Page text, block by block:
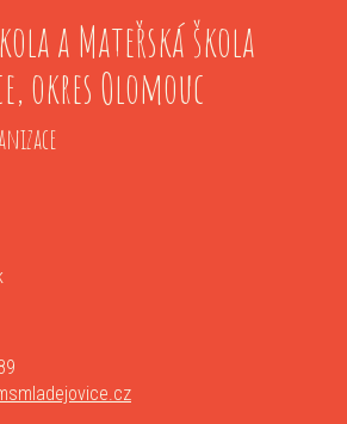
a Mateřská škola
okres Olomouc